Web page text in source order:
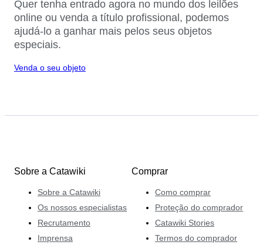
Quer tenha entrado agora no mundo dos leilões
online ou venda a título profissional, podemos
ajudá-lo a ganhar mais pelos seus objetos
especiais.
Venda o seu objeto
Sobre a Catawiki
Sobre a Catawiki
Os nossos especialistas
Recrutamento
Imprensa
Comprar
Como comprar
Proteção do comprador
Catawiki Stories
Termos do comprador